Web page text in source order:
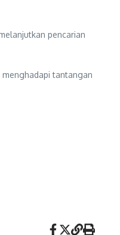
pencarian
tantangan